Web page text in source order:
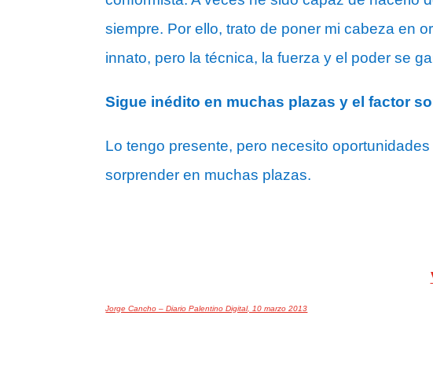
siempre. Por ello, trato de poner mi cabeza en
innato, pero la técnica, la fuerza y el poder se
Sigue inédito en muchas plazas y el factor
Lo tengo presente, pero necesito
sorprender en muchas plazas.
Jorge Cancho – Diario Palentino Digital, 10 marzo 2013